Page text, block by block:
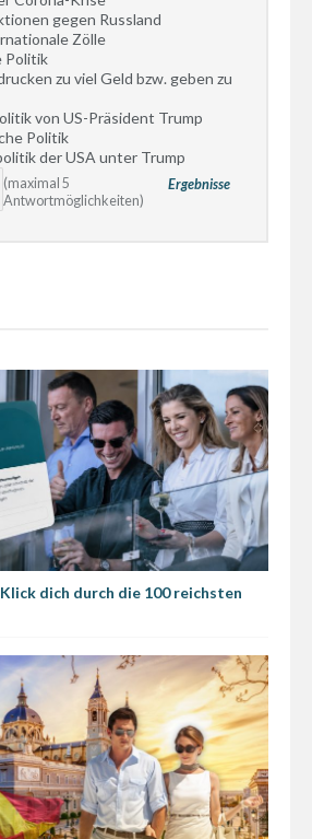
gegen Russland
Zölle
Politik
zu viel Geld bzw. geben zu
von US-Präsident Trump
Politik
der USA unter Trump
Ergebnisse
(maximal 5
Antwortmöglichkeiten)
dich durch die 100 reichsten